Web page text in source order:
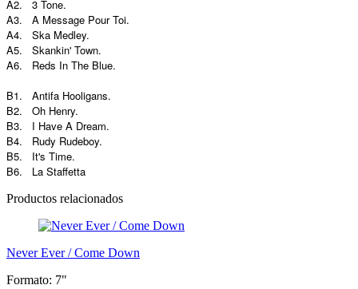
A2. 3 Tone.
A3. A Message Pour Toi.
A4. Ska Medley.
A5. Skankin' Town.
A6. Reds In The Blue.
B1. Antifa Hooligans.
B2. Oh Henry.
B3. I Have A Dream.
B4. Rudy Rudeboy.
B5. It's Time.
B6. La Staffetta
Productos relacionados
Never Ever / Come Down
Formato: 7"